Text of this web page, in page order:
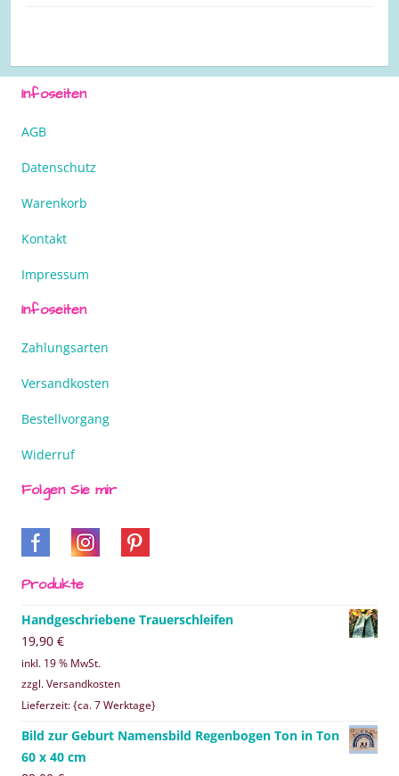
Infoseiten
AGB
Datenschutz
Warenkorb
Kontakt
Impressum
Infoseiten
Zahlungsarten
Versandkosten
Bestellvorgang
Widerruf
Folgen Sie mir
Produkte
Handgeschriebene Trauerschleifen
19,90 €
inkl. 19 % MwSt.
zzgl. Versandkosten
Lieferzeit: {ca. 7 Werktage}
Bild zur Geburt Namensbild Regenbogen Ton in Ton
60 x 40 cm